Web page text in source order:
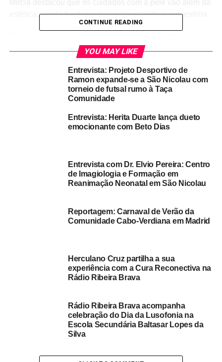
Mircia destacou que os cuidados com a pele vão além da
estética, sendo fundamentais para a saúde e autoestima.
Higienização correta:Lavar o rosto com um
sabonete específico para o seu tipo de pele evita o
acúmulo de impurezas e oleosidade excessiva.
Hidratação essencial:
precisam de hidratação para manter o equilíbrio e
evitar problemas como acne e ressecamento.
precoce e doenças de pele.
Alimentação equilibrada:Uma dieta rica em
Consultar um dermatologista:Um especialista
personalizado e eficiente.
Conheça Mais Sobre o Trabalho
de Mircia Basílio
Se deseja aprender mais sobre cuidados com a pele e
acompanhar dicas valiosas, siga
de produtos e respostas a dúvidas frequentes sobre
CONTINUE READING
YOU MAY LIKE
Entrevista: Projeto Desportivo de
Ramon expande-se a São Nicolau com
torneio de futsal rumo à Taça
Comunidade
Entrevista: Herita Duarte lança dueto
emocionante com Beto Dias
Entrevista com Dr. Elvio Pereira: Centro
de Imagiologia e Formação em
Reanimação Neonatal em São Nicolau
Reportagem: Carnaval de Verão da
Comunidade Cabo‑Verdiana em Madrid
Herculano Cruz partilha a sua
experiência com a Cura Reconectiva na
Rádio Ribeira Brava
Rádio Ribeira Brava acompanha
celebração do Dia da Lusofonia na
Escola Secundária Baltasar Lopes da
Silva